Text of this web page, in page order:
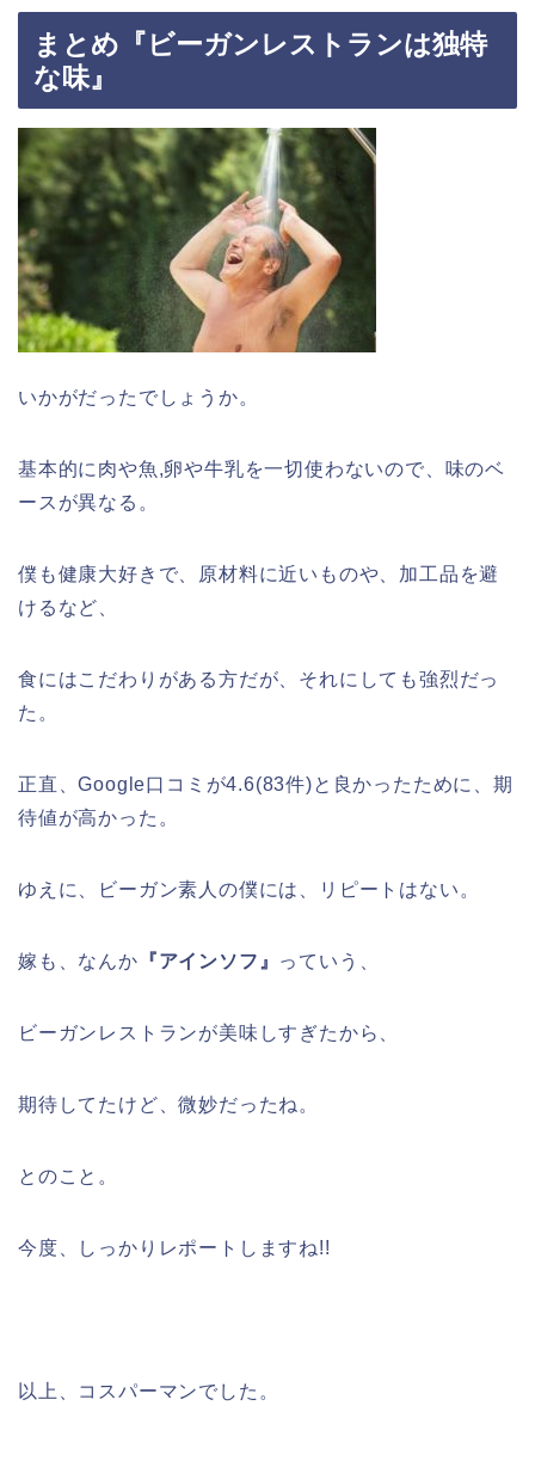
まとめ『ビーガンレストランは独特
な味』
いかがだったでしょうか。
基本的に肉や魚,卵や牛乳を一切使わないので、味のベ
ースが異なる。
僕も健康大好きで、原材料に近いものや、加工品を避
けるなど、
食にはこだわりがある方だが、それにしても強烈だっ
た。
正直、Google口コミが4.6(83件)と良かったために、期
待値が高かった。
ゆえに、ビーガン素人の僕には、リピートはない。
嫁も、なんか 『アインソフ』 っていう、
ビーガンレストランが美味しすぎたから、
期待してたけど、微妙だったね。
とのこと。
今度、しっかりレポートしますね!!
以上、コスパーマンでした。